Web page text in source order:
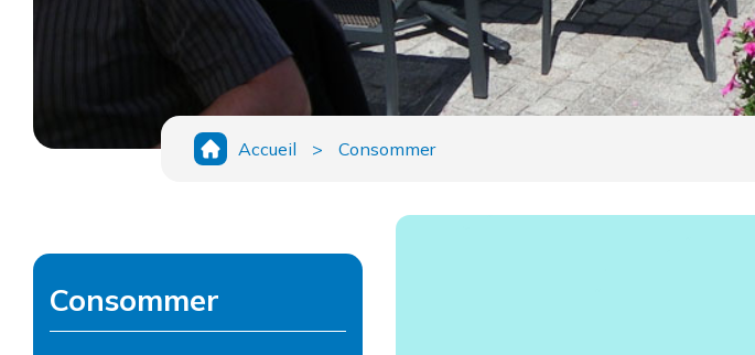
Accueil > Consommer
Consommer